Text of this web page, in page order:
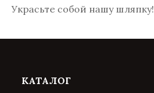
Украсьте собой нашу шляпку!
КАТАЛОГ